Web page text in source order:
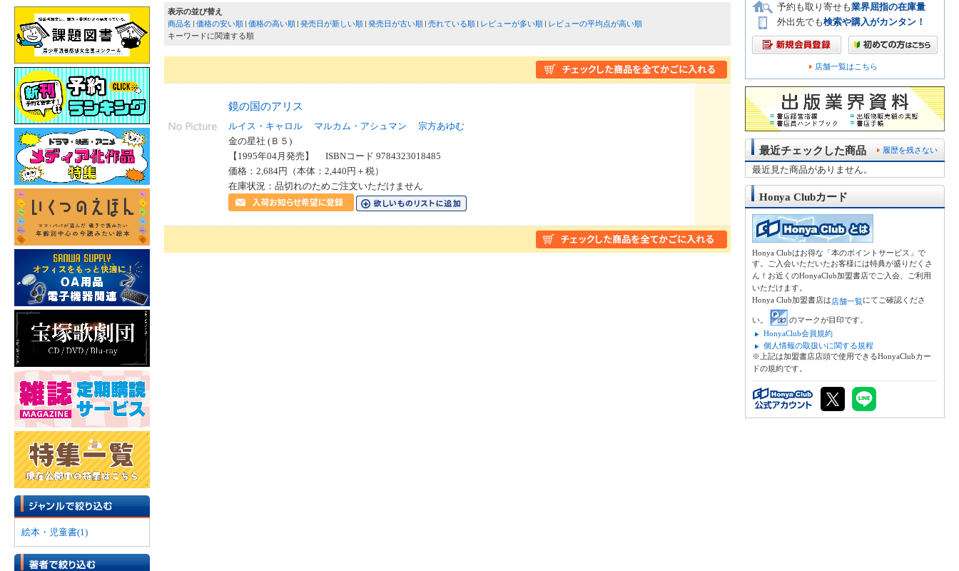
絵本・児童書(1)
表示の並び替え
商品名
価格の安い順 価格の高い順 発売日が新しい順 発売日が古い順 売れている順 レビューが多い順
レビューの平均点が高い順
キーワードに関連する順
鏡の国のアリス
ルイス・キャロル マルカム・アシュマン
宗方あゆむ
金の星社 (Ｂ５)
【1995年04月発売】 ISBNコード 9784323018485
価格：2,684円（本体：2,440円＋税）
在庫状況：品切れのためご注文いただけません
予約も取り寄せも業界屈指の在庫量
外出先でも検索や購入がカンタン！
店舗一覧はこちら
履歴を残さない
最近チェックした商品
最近見た商品がありません。
Honya Clubカード
Honya Clubはお得な「本のポイントサービス」で
す。ご入会いただいたお客様には特典が盛りだくさ
ん！お近くのHonyaClub加盟書店でご入会、ご利用
いただけます。
Honya Club加盟書店は店舗一覧にてご確認くださ
い。
のマークが目印です。
HonyaClub会員規約
個人情報の取扱いに関する規程
※上記は加盟書店店頭で使用できるHonyaClubカー
ドの規約です。